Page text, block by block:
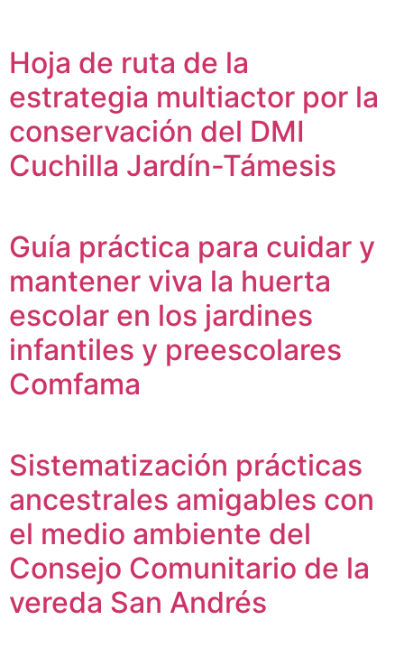
Hoja de ruta de la
estrategia multiactor por la
conservación del DMI
Cuchilla Jardín-Támesis
Guía práctica para cuidar y
mantener viva la huerta
escolar en los jardines
infantiles y preescolares
Comfama
Sistematización prácticas
ancestrales amigables con
el medio ambiente del
Consejo Comunitario de la
vereda San Andrés